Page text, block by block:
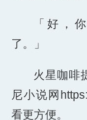
「好，
了。」
火星咖啡
尼小说网
看更方便。